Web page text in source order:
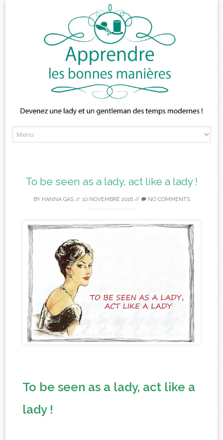
to
To be seen as a lady, act like a lady !
BY HANNA GAS// 10 NOVEMBRE 2016// NO COMMENTS
To be seen as a lady, act like a
lady !